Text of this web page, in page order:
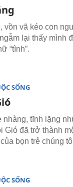
vồn vã kéo con
lại thấy mình
“tình”.
SỐNG
nhàng, tĩnh lặng
Gió đã trở thành
bọn trẻ chúng
SỐNG